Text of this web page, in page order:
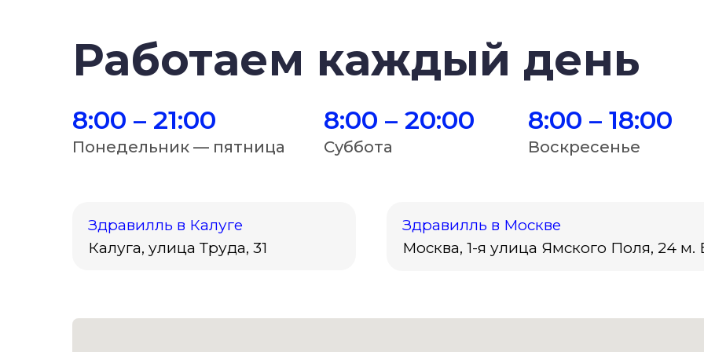
8:00 – 21:00
Работаем каждый день
Понедельник — пятница
8:00 – 20:00
Суббота
8:00 – 18:00
Воскресенье
Здравилль в Москве
Москва, 1-я улица Ямского Поля, 24 м.
Здравилль в Калуге
Калуга, улица Труда, 31